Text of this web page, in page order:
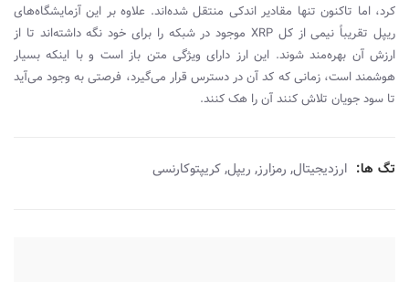
کرد، اما تاکنون تنها مقادیر اندکی منتقل شده‌اند. علاوه بر این آزمایشگاه‌های
ریپل تقریباً نیمی از کل XRP موجود در شبکه را برای خود نگه‌ داشته‌اند تا از
ارزش آن بهره‌مند شوند. این ارز دارای ویژگی متن‌ باز است و با اینکه بسیار
هوشمند است، زمانی که کد آن در دسترس قرار می‌گیرد، فرصتی به وجود می‌آید
تا سود جویان تلاش کنند آن را هک کنند.
تگ ها: ارزدیجیتال, رمزارز, ریپل,کریپتوکارنسی